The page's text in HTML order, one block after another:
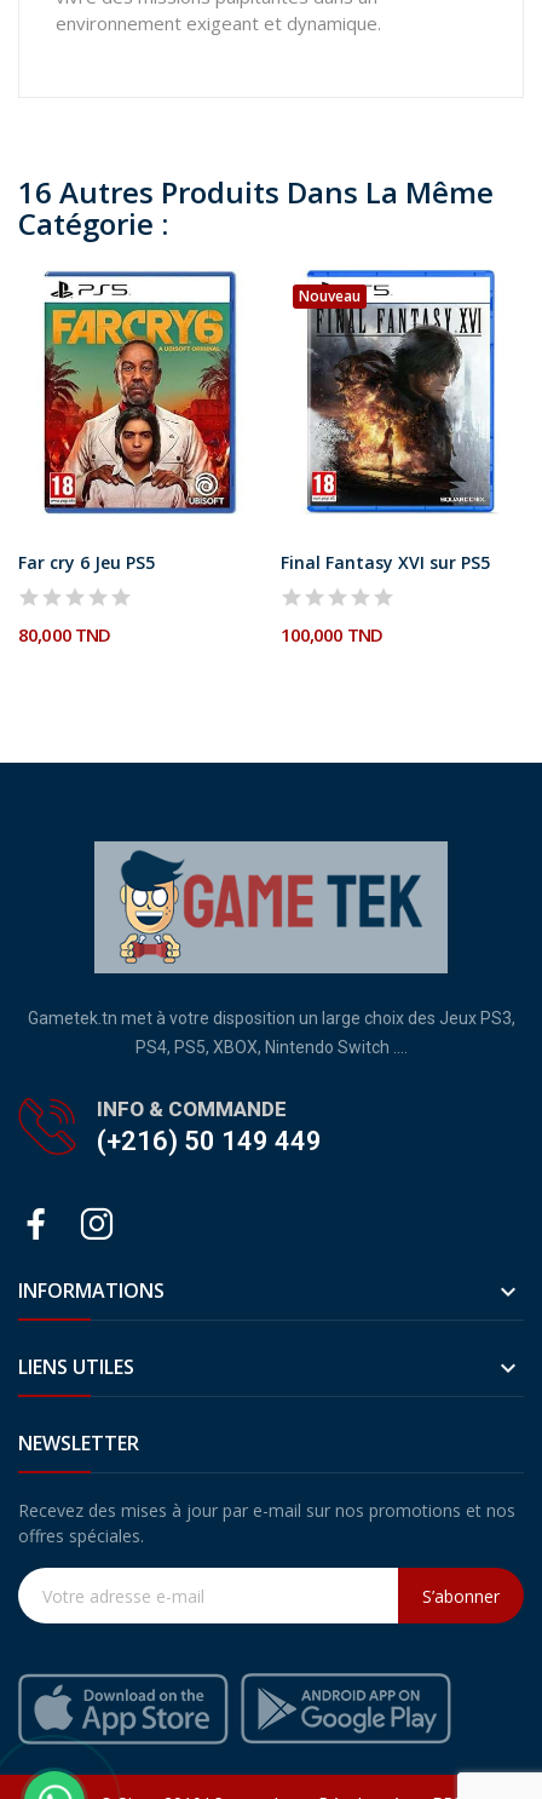
environnement exigeant et dynamique.
16 Autres Produits Dans La Même
Catégorie :
Far cry 6 Jeu PS5
80,000 TND
Nouveau
Final Fantasy XVI sur PS5
100,000 TND
Gametek.tn met à votre disposition un large choix des Jeux PS3,
PS4, PS5, XBOX, Nintendo Switch ....
INFO & COMMANDE
(+216) 50 149 449
INFORMATIONS 
LIENS UTILES 
NEWSLETTER
Recevez des mises à jour par e-mail sur nos promotions et nos
offres spéciales.
S’abonner